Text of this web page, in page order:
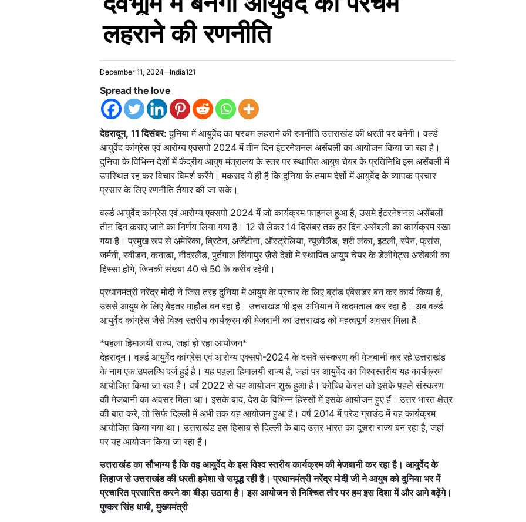
लहराने की रणनीति
December 11, 2024 India121
Spread the love
देहरादून, 11 दिसंबर: दुनिया में आयुर्वेद का परचम लहराने की रणनीति उत्तराखंड की धरती पर बनेगी। वर्ल्ड
आयुर्वेद कांग्रेस एवं आरोग्य एक्सपो 2024 में तीन दिन इंटरनेशनल असेंबली का आयोजन किया जा रहा है।
दुनिया के विभिन्न देशों में केंद्रीय आयुष मंत्रालय के स्तर पर स्थापित आयुष चेयर के प्रतिनिधि इस असेंबली में
उपस्थित रह कर विचार विमर्श करेंगे। मकसद ये ही है कि दुनिया के तमाम देशों में आयुर्वेद के व्यापक प्रचार
प्रसार के लिए रणनीति तैयार की जा सके।
वर्ल्ड आयुर्वेद कांग्रेस एवं आरोग्य एक्सपो 2024 में जो कार्यक्रम फाइनल हुआ है, उसमे इंटरनेशनल असेंबली
तीन दिन कराए जाने का निर्णय लिया गया है। 12 से लेकर 14 दिसंबर तक हर दिन असेंबली का कार्यक्रम रखा
गया है। प्रमुख रूप से अमेरिका, ब्रिटेन, अर्जेंटीना, ऑस्ट्रेलिया, न्यूजीलैंड, श्री लंका, इटली, स्पेन, फ्रांस,
जर्मनी, स्वीडन, कनाडा, नीदरलैंड, पुर्तगाल सिंगापुर जैसे देशों में स्थापित आयुष चेयर के डेलीगेट्स असेंबली का
हिस्सा होंगे, जिनकी संख्या 40 से 50 के करीब रहेगी।
प्रधानमंत्री नरेंद्र मोदी ने जिस तरह दुनिया में आयुष के प्रचार के लिए ब्रांड एंबेसडर बन कर कार्य किया है,
उससे आयुष के लिए बेहतर माहौल बन रहा है। उत्तराखंड भी इस अभियान में कदमताल कर रहा है। अब वर्ल्ड
आयुर्वेद कांग्रेस जैसे विश्व स्तरीय कार्यक्रम की मेजबानी का उत्तराखंड को महत्वपूर्ण अवसर मिला है।
*पहला हिमालयी राज्य, जहां हो रहा आयोजन*
देहरादून। वर्ल्ड आयुर्वेद कांग्रेस एवं आरोग्य एक्सपो-2024 के दसवें संस्करण की मेजबानी कर रहे उत्तराखंड
के नाम एक उपलब्धि दर्ज हुई है। यह पहला हिमालयी राज्य है, जहां पर आयुर्वेद का विश्वस्तरीय यह कार्यक्रम
आयोजित किया जा रहा है। वर्ष 2022 से यह आयोजन शुरू हुआ है। कोच्चि केरल को इसके पहले संस्करण
की मेजबानी का अवसर मिला था। इसके बाद, देश के विभिन्न हिस्सों में इसके आयोजन हुए हैं। उत्तर भारत क्षेत्र
की बात करे, तो सिर्फ दिल्ली में अभी तक यह आयोजन हुआ है। वर्ष 2014 में परेड ग्राउंड में यह कार्यक्रम
आयोजित किया गया था। उत्तराखंड इस हिसाब से दिल्ली के बाद उत्तर भारत का दूसरा राज्य बन रहा है, जहां
पर यह आयोजन किया जा रहा है।
उत्तराखंड का सौभाग्य है कि वह आयुर्वेद के इस विश्व स्तरीय कार्यक्रम की मेजबानी कर रहा है। आयुर्वेद के
लिहाज से उत्तराखंड की धरती हमेशा से समृद्ध रही है। प्रधानमंत्री नरेंद्र मोदी जी ने आयुष को दुनिया भर में
प्रचारित प्रसारित करने का बीड़ा उठाया है। इस आयोजन से निश्चित तौर पर हम इस दिशा में और आगे बढ़ेंगे।
पुष्कर सिंह धामी, मुख्यमंत्री